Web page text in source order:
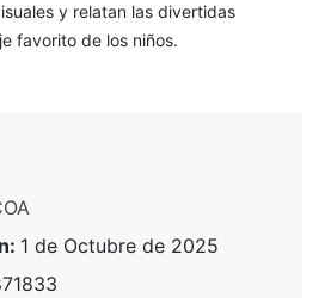
y relatan las divertidas
favorito de los niños.
1 de Octubre de 2025